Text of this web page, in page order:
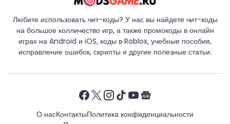
Любите использовать чит-коды? У нас вы найдете чит-коды
на большое колличество игр, а также промокоды в онлайн
играх на Android и iOS, коды в Roblox, учебные пособия,
исправление ошибок, скрипты и другие полезные статьи.
О насКонтактыПолитика конфиденциальности